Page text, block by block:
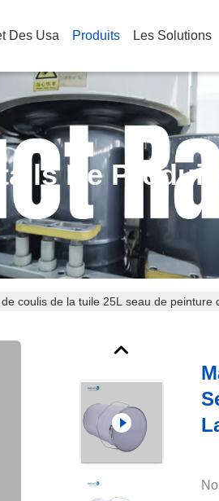
Des Usa Produits Les Solutions
De
coulis de la tuile 25L seau de